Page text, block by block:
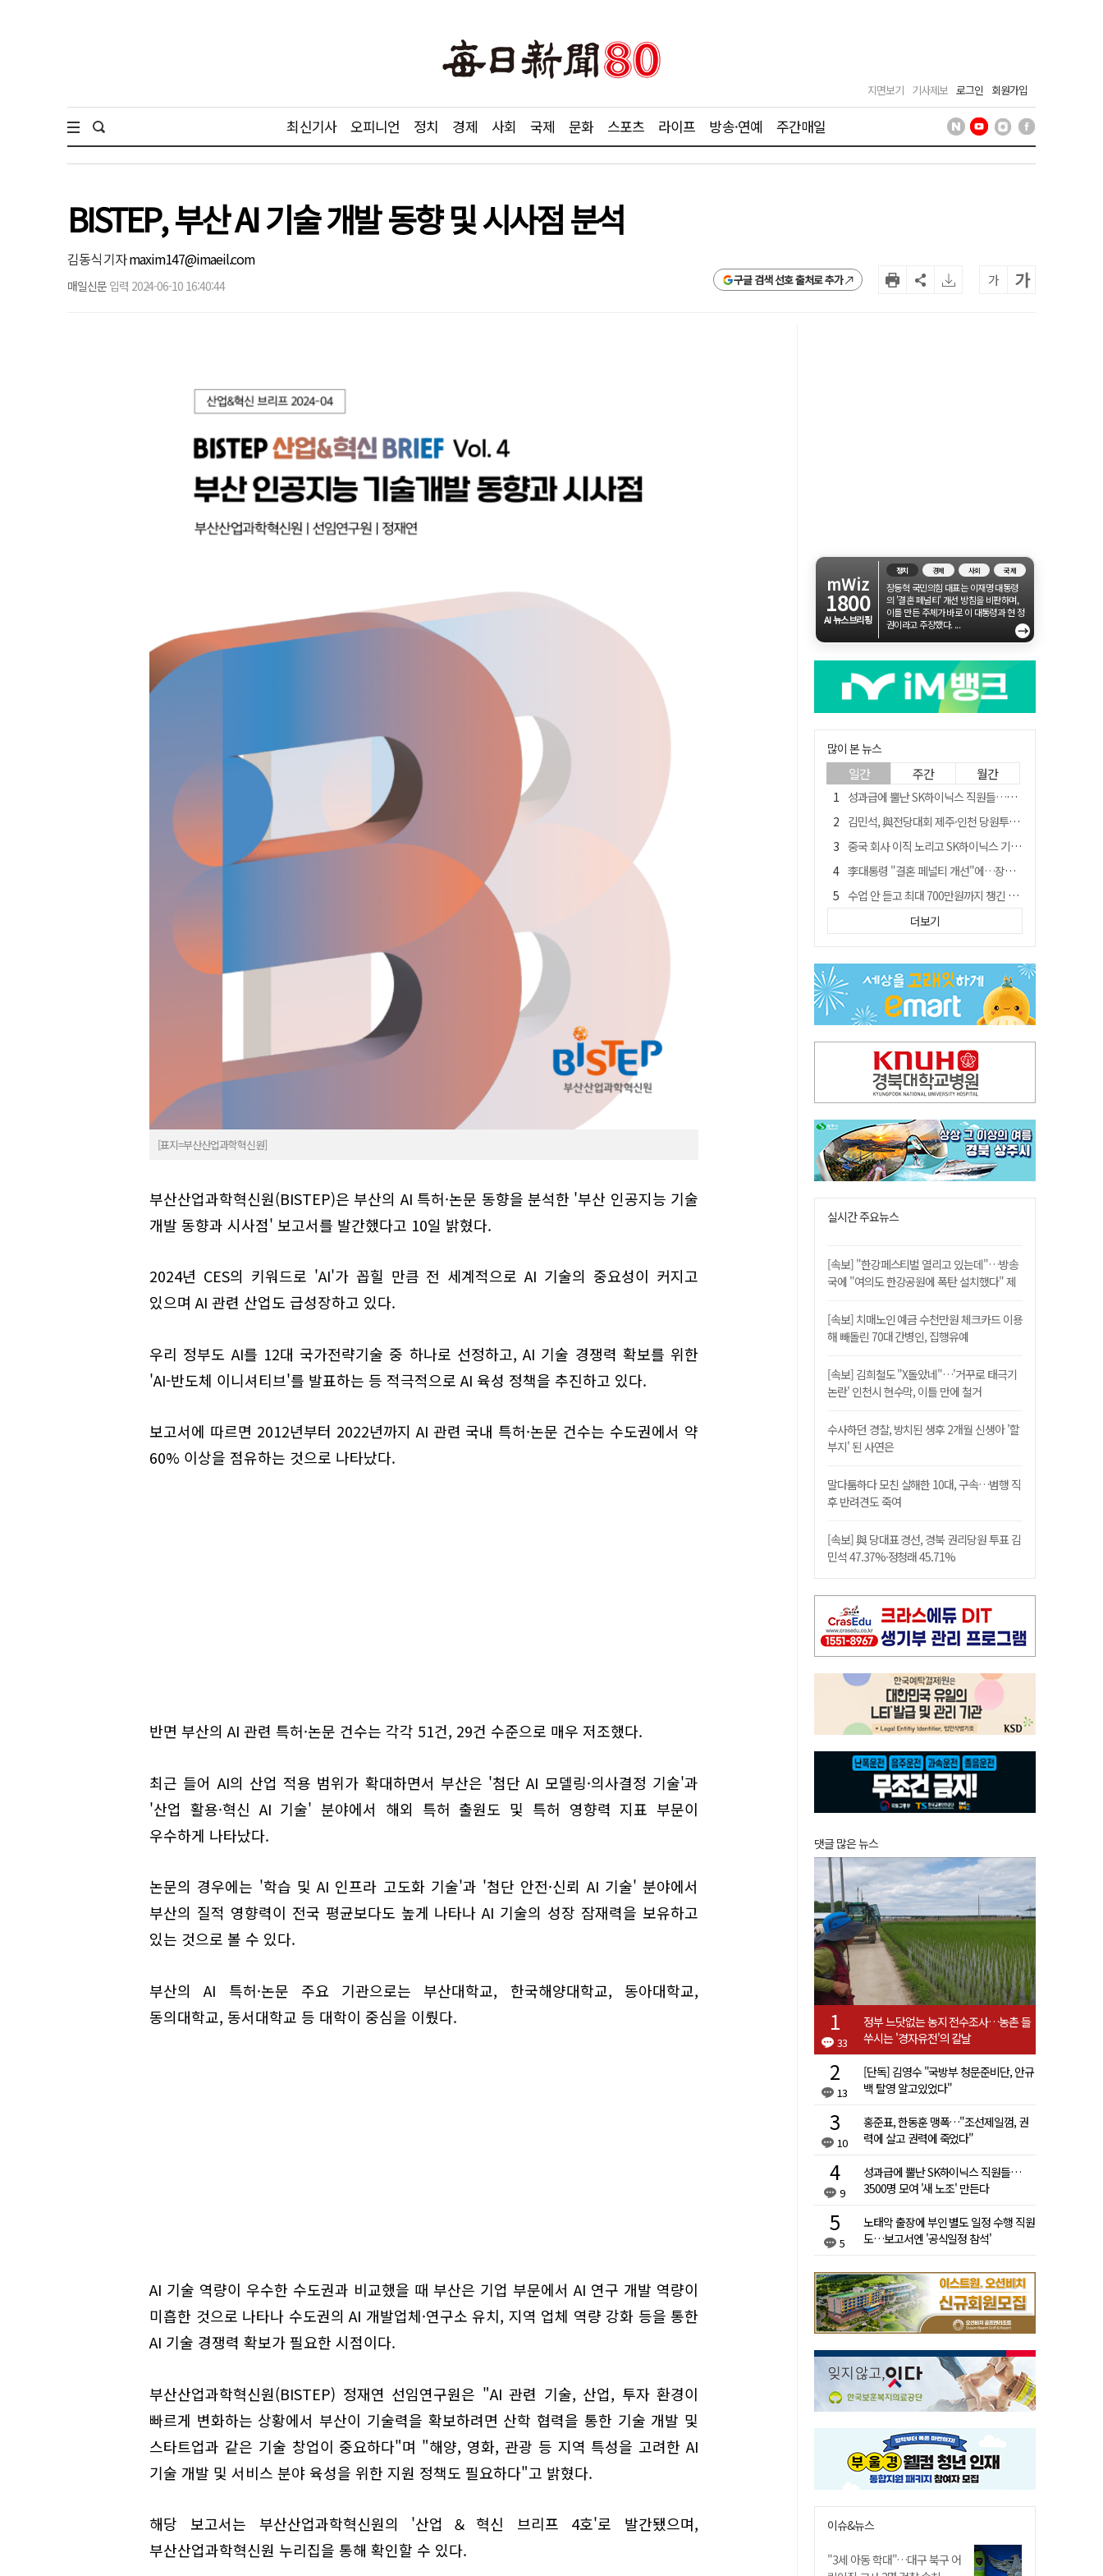
지면보기 기사제보 로그인 회원가입
최신기사 오피니언 정치 경제 사회 국제 문화 스포츠 라이프 방송·연예 주간매일
BISTEP, 부산 AI 기술 개발 동향 및 시사점 분석
김동식 기자maxim147@imaeil.com
매일신문 입력 2024-06-10 16:40:44 구글 검색 선호 출처로 추가 가 가
[표지=부산산업과학혁신원]
부산산업과학혁신원(BISTEP)은 부산의 AI 특허·논문 동향을 분석한 '부산 인공지능 기술
개발 동향과 시사점' 보고서를 발간했다고 10일 밝혔다.
2024년 CES의 키워드로 'AI'가 꼽힐 만큼 전 세계적으로 AI 기술의 중요성이 커지고
있으며 AI 관련 산업도 급성장하고 있다.
우리 정부도 AI를 12대 국가전략기술 중 하나로 선정하고, AI 기술 경쟁력 확보를 위한
'AI-반도체 이니셔티브'를 발표하는 등 적극적으로 AI 육성 정책을 추진하고 있다.
보고서에 따르면 2012년부터 2022년까지 AI 관련 국내 특허·논문 건수는 수도권에서 약
60% 이상을 점유하는 것으로 나타났다.
반면 부산의 AI 관련 특허·논문 건수는 각각 51건, 29건 수준으로 매우 저조했다.
최근 들어 AI의 산업 적용 범위가 확대하면서 부산은 '첨단 AI 모델링·의사결정 기술'과
'산업 활용·혁신 AI 기술' 분야에서 해외 특허 출원도 및 특허 영향력 지표 부문이
우수하게 나타났다.
논문의 경우에는 '학습 및 AI 인프라 고도화 기술'과 '첨단 안전·신뢰 AI 기술' 분야에서
부산의 질적 영향력이 전국 평균보다도 높게 나타나 AI 기술의 성장 잠재력을 보유하고
있는 것으로 볼 수 있다.
부산의 AI 특허·논문 주요 기관으로는 부산대학교, 한국해양대학교, 동아대학교,
동의대학교, 동서대학교 등 대학이 중심을 이뤘다.
AI 기술 역량이 우수한 수도권과 비교했을 때 부산은 기업 부문에서 AI 연구 개발 역량이
미흡한 것으로 나타나 수도권의 AI 개발업체·연구소 유치, 지역 업체 역량 강화 등을 통한
AI 기술 경쟁력 확보가 필요한 시점이다.
부산산업과학혁신원(BISTEP) 정재연 선임연구원은 "AI 관련 기술, 산업, 투자 환경이
빠르게 변화하는 상황에서 부산이 기술력을 확보하려면 산학 협력을 통한 기술 개발 및
스타트업과 같은 기술 창업이 중요하다"며 "해양, 영화, 관광 등 지역 특성을 고려한 AI
기술 개발 및 서비스 분야 육성을 위한 지원 정책도 필요하다"고 밝혔다.
해당 보고서는 부산산업과학혁신원의 '산업＆혁신 브리프 4호'로 발간됐으며,
부산산업과학혁신원 누리집을 통해 확인할 수 있다.
mWiz
1800
AI 뉴스브리핑
정치 경제 사회 국제
장동혁 국민의힘 대표는 이재명 대통령
의 '결혼 페널티' 개선 방침을 비판하며,
이를 만든 주체가 바로 이 대통령과 현 정
권이라고 주장했다. ...
→
많이 본 뉴스
일간 주간 월간
성과급에 뿔난 SK하이닉스 직원들…3500명 모여 '새 노조' 만든다
김민석, 與전당대회 제주·인천 당원투표서 승리…누적 득표는 '초박빙'
중국 회사 이직 노리고 SK하이닉스 기밀 빼돌려…결국 실형
李대통령 "결혼 페널티 개선"에…장동혁 "그 페널티 만든 게 이 정권"
수업 안 듣고 최대 700만원까지 챙긴 포항 A대학 '유령 선수' 등 19명 무더기 송치
트럼프 만난 손현보 목사…"현재 자유대한민국 여러 면에서 어려움"
경북 칠곡시니어클럽 커피앤솝 사업단…자개소품 만들기 문화체험 운영
"아버지 외출한 사이"…흉기로 40대母 살해한 고교 자퇴생, 구속 기로에
신축 줄고 리모델링 뜨자…건설업계, 로봇·모듈러로 방향 튼다
더보기
실시간 주요뉴스
[속보] "한강페스티벌 열리고 있는데"…방송
국에 "여의도 한강공원에 폭탄 설치했다" 제
[속보] 치매노인 예금 수천만원 체크카드 이용
해 빼돌린 70대 간병인, 집행유예
[속보] 김희철도 "X돌았네"…'거꾸로 태극기
논란' 인천시 현수막, 이틀 만에 철거
수사하던 경찰, 방치된 생후 2개월 신생아 '할
부지' 된 사연은
말다툼하다 모친 살해한 10대, 구속…범행 직
후 반려견도 죽여
[속보] 與 당대표 경선, 경북 권리당원 투표 김
민석 47.37%·정청래 45.71%
댓글 많은 뉴스
33
정부 느닷없는 농지 전수조사…농촌 들
쑤시는 '경자유전'의 칼날
13
[단독] 김영수 "국방부 청문준비단, 안규
백 탈영 알고있었다"
10
홍준표, 한동훈 맹폭…"조선제일껌, 권
력에 살고 권력에 죽었다"
9
성과급에 뿔난 SK하이닉스 직원들…
3500명 모여 '새 노조' 만든다
5
노태악 출장에 부인 별도 일정 수행 직원
도…보고서엔 '공식일정 참석'
이슈&뉴스
"3세 아동 학대"…대구 북구 어